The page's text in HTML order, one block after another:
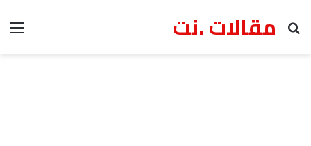
مقالات .نت
بحث عن